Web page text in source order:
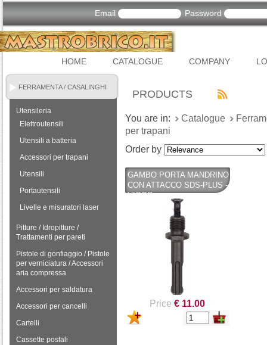
Email Password
HOME CATALOGUE COMPANY
FERRAMENTA / CASALINGHI
Utensileria
Elettroutensili
Utensili a batteria
Accessori per trapani
Utensili
Portautensili
Livelle e misuratori laser
Pitture / Idropitture /
Trattamenti per pareti
Pistole di gonfiaggio / Pistole
per verniciatura / Accessori
aria compressa
Accessori per saldatura
Accessori per cancelli
Cartelli
Cassette postali
PRODUCTS
You are in: Catalogue
per trapani
Order by
GAMBO PORTA MANDRINO
CON ATTACCO SDS-PLUS -
VIGOR
Price € 11.00